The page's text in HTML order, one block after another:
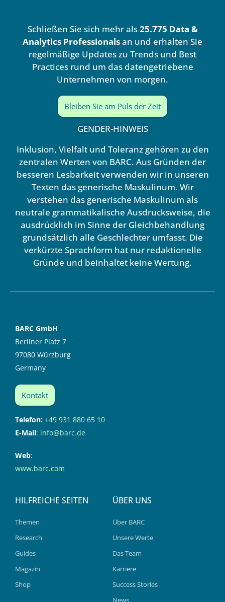
i
n
e
Schließen Sie sich mehr als25.775 Data &
Analytics Professionalsan und erhalten Sie
regelmäßige Updates zu Trends und Best
Practices rund um das datengetriebene
Unternehmen von morgen.
Bleiben Sie am Puls der Zeit
GENDER-HINWEIS
Inklusion, Vielfalt und Toleranz gehören zu den
zentralen Werten von BARC. Aus Gründen der
besseren Lesbarkeit verwenden wir in unseren
Texten das generische Maskulinum. Wir
verstehen das generische Maskulinum als
neutrale grammatikalische Ausdrucksweise, die
ausdrücklich im Sinne der Gleichbehandlung
grundsätzlich alle Geschlechter umfasst. Die
verkürzte Sprachform hat nur redaktionelle
Gründe und beinhaltet keine Wertung.
BARC GmbH
Berliner Platz 7
97080 Würzburg
Germany
Kontakt
Telefon: +49 931 880 65 10
E-Mail: info@barc.de
Web:
www.barc.com
HILFREICHE SEITEN
Themen
Research
Guides
Magazin
Shop
ÜBER UNS
Über BARC
Unsere Werte
Das Team
Karriere
Success Stories
News